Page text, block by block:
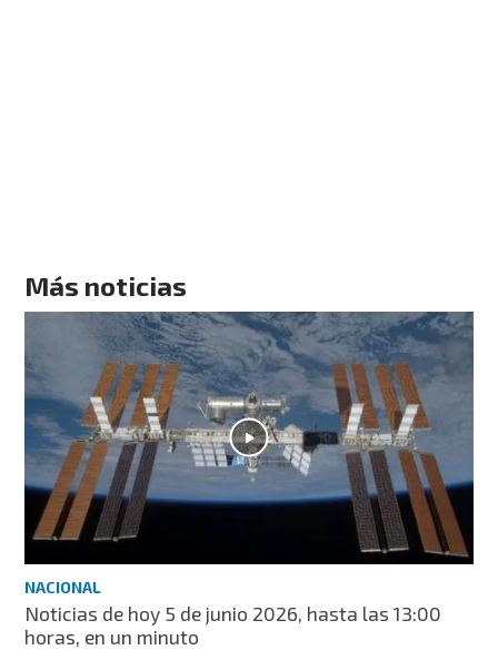
Más noticias
NACIONAL
Noticias de hoy 5 de junio 2026, hasta las 13:00
horas, en un minuto